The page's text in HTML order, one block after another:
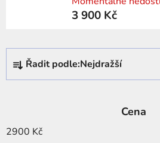
3 900 Kč
z
í
Řadit podle:Nejdražší
Cena
2900 Kč